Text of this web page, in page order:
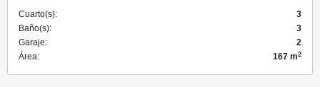
Cuarto(s):
3
Baño(s):
3
Garaje:
2
Área:
167 m2